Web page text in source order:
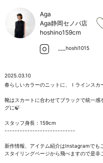
Aga
Aga静岡セノバ店
hoshino159cm
___hoshi1015
2025.03.10
春らしいカラーのニットに、Ｉラインス
靴はスカートに合わせてブラックで統一
グに🍃
スタッフ身長：159cm
----------------------------
新作情報、アイテム紹介はInstagramでも
スタイリングページから飛べますので是非